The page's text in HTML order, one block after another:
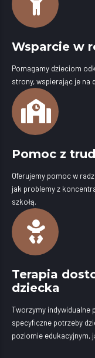
Wsparcie w
Pomagamy dzieciom
strony, wspierając je na
Pomoc z
Oferujemy pomoc w
jak problemy z
szkołą.
Terapia
dziecka
Tworzymy indywidualne
specyficzne potrzeby
poziomie edukacyjnym,